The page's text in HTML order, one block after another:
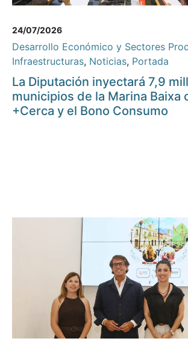
24/07/2026
Desarrollo Económico y Sectores
Infraestructuras, Noticias, Portada
La Diputación inyectará 7,9
municipios de la Marina Baixa
+Cerca y el Bono Consumo